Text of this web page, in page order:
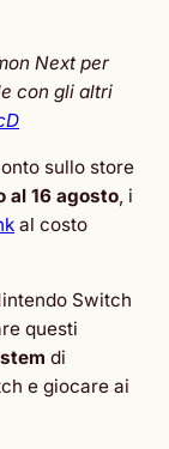
Next per
con gli altri
sullo store
al 16 agosto, i
al costo
Switch
questi
di
e giocare ai